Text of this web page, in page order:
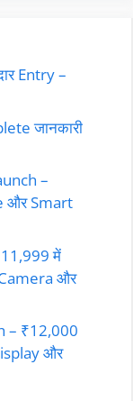
Entry –
जानकारी
–
और Smart
में
और
– ₹12,000
और